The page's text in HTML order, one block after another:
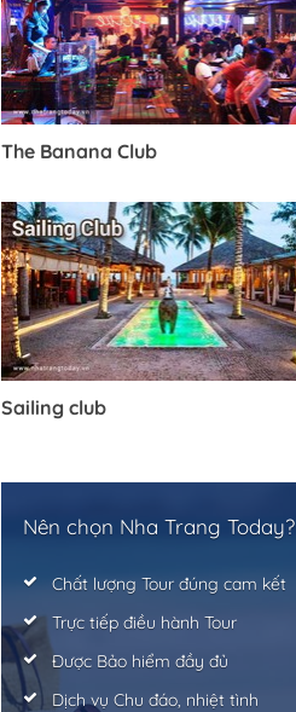
The Banana Club
Sailing club
Nên chọn Nha Trang Today?
Chất lượng Tour đúng cam kết
Trực tiếp điều hành Tour
Được Bảo hiểm đầy đủ
Dịch vụ Chu đáo, nhiệt tình